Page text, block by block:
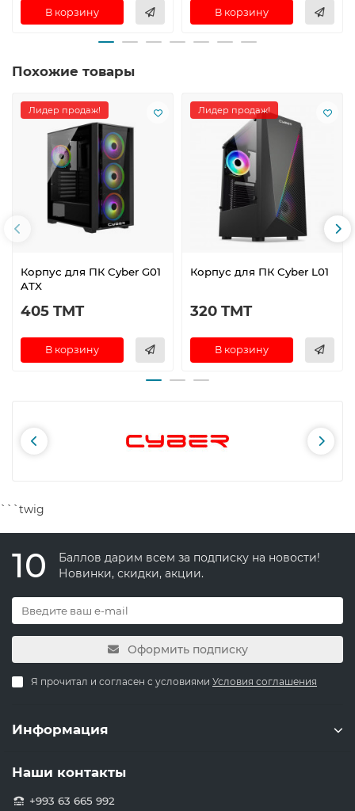
В корзину В корзину
Похожие товары
Лидер продаж!
Корпус для ПК Cyber G01
ATX
405 TMT
В корзину
Лидер продаж!
Корпус для ПК Cyber L01
320 TMT
В корзину
```twig
10
Баллов дарим всем за подписку на новости!
Новинки, скидки, акции.
Оформить подписку
Я прочитал и согласен с условиями Условия соглашения
Информация
Наши контакты
+993 63 665 992